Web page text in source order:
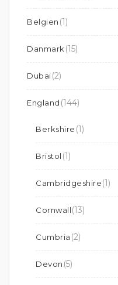
Belgien (1)
Danmark (15)
Dubai(2)
England (144)
Berkshire (1)
Bristol (1)
Cambridgeshire(1)
Cornwall(13)
Cumbria (2)
Devon (5)